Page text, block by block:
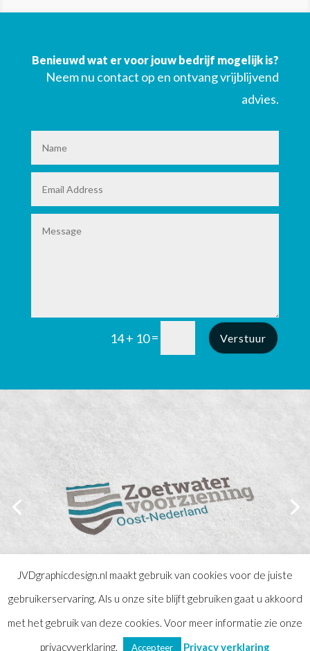
Benieuwd wat er voor jouw bedrijf mogelijk is?
Neem nu contact op en ontvang vrijblijvend
advies.
14 + 10= Verstuur
© Copyright 2016JVD graphic design|Algemene
voorwaarden
Privacy verklaring|Sitemap
JVDgraphicdesign.nl maakt gebruik van cookies voor de juiste
gebruikerservaring. Als u onze site blijft gebruiken gaat u akkoord
met het gebruik van deze cookies. Voor meer informatie zie onze
privacyverklaring.
Accepteer Privacy verklaring